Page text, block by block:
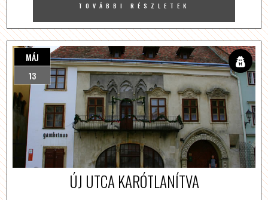
TOVÁBBI RÉSZLETEK
MÁJ
13
ÚJ UTCA KARÓTLANÍTVA